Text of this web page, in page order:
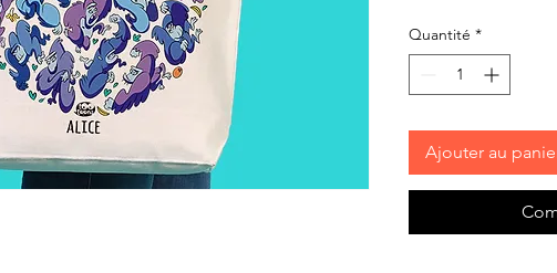
Quantité *
Ajouter au